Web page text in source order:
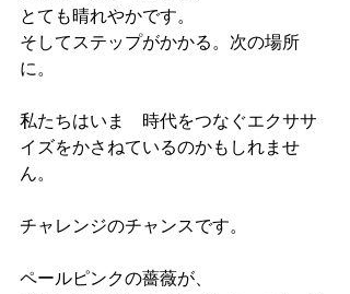
とても晴れやかです。
そしてステップがかかる。次の場所
に。
私たちはいま　時代をつなぐエクササ
イズをかさねているのかもしれませ
ん。
チャレンジのチャンスです。
ペールピンクの薔薇が、